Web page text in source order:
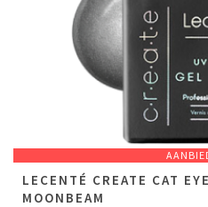
LECENTÉ CREATE CAT
MOONBEAM